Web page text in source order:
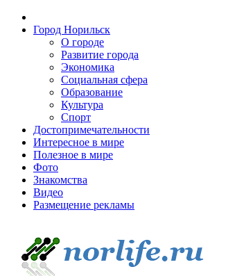
Город Норильск
О городе
Развитие города
Экономика
Социальная сфера
Образование
Культура
Спорт
Достопримечательности
Интересное в мире
Полезное в мире
Фото
Знакомства
Видео
Размещение рекламы